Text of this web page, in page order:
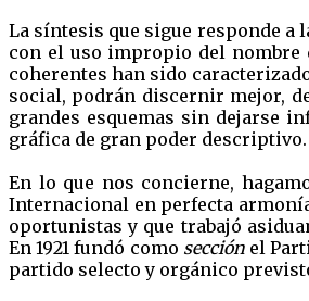
La síntesis que sigue responde a
con el uso impropio del nombre
coherentes han sido
social, podrán discernir mejor,
grandes esquemas sin dejarse
gráfica de gran poder descriptivo.
En lo que nos concierne,
Internacional en perfecta
oportunistas y que trabajó
En 1921 fundó como secciónel
partido selecto y orgánico